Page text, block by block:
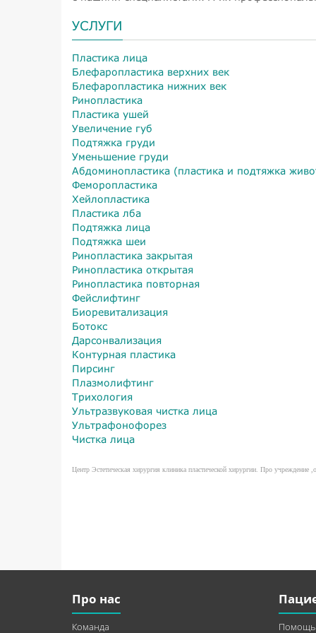
УСЛУГИ
Пластика лица
Блефаропластика верхних век
Блефаропластика нижних век
Ринопластика
Пластика ушей
Увеличение губ
Подтяжка груди
Уменьшение груди
Абдоминопластика (пластика и подтяжка
Феморопластика
Хейлопластика
Пластика лба
Подтяжка лица
Подтяжка шеи
Ринопластика закрытая
Ринопластика открытая
Ринопластика повторная
Фейслифтинг
Биоревитализация
Ботокс
Дарсонвализация
Контурная пластика
Пирсинг
Плазмолифтинг
Трихология
Ультразвуковая чистка лица
Ультрафонофорез
Чистка лица
Центр Эстетическая хирургия клиника пластической хирургии. Про
Про нас
Команда Помощь